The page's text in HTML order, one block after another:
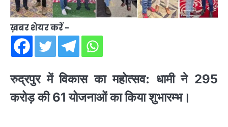
ख़बर शेयर करें -
रुद्रपुर में विकास का महोत्सव: धामी ने 295
करोड़ की 61 योजनाओं का किया शुभारम्भ।